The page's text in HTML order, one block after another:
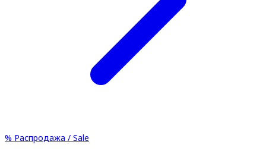
% Распродажа / Sale